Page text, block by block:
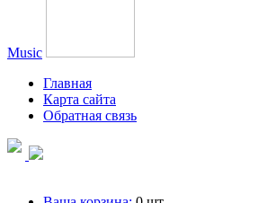
Music
Главная
Карта сайта
Обратная связь